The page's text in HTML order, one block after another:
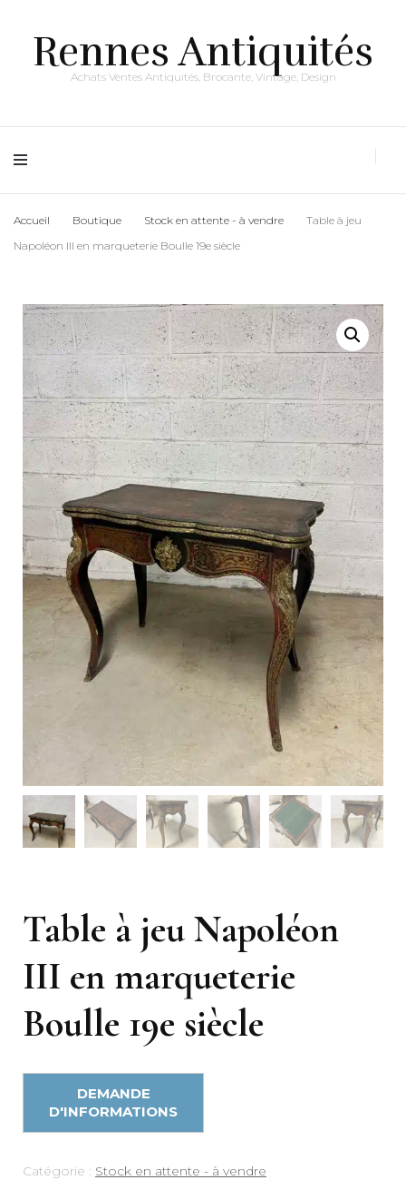
Rennes Antiquités
Achats Ventes Antiquités, Brocante, Vintage, Design
Accueil Boutique Stock en attente - à vendre
Table à jeu
Napoléon III en marqueterie Boulle 19e siècle
Table à jeu Napoléon
III en marqueterie
Boulle 19e siècle
Catégorie : Stock en attente - à vendre